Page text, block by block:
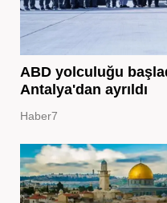
ABD yolculuğu
Antalya'dan ayrıldı
Haber7